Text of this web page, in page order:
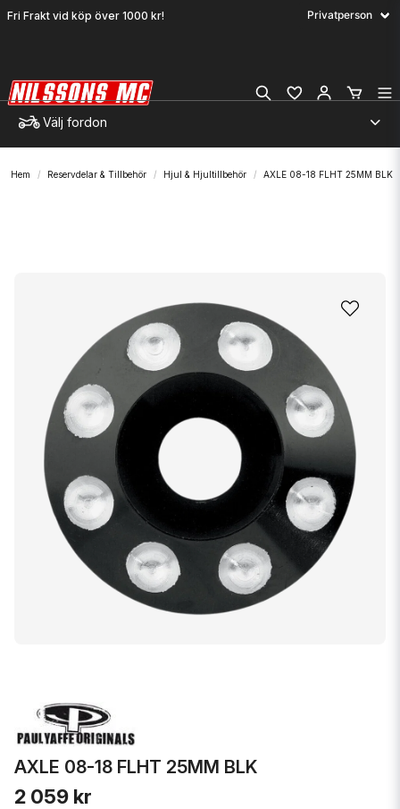
Fri Frakt vid köp över 1000 kr!
Välj fordon
Hem Reservdelar & Tillbehör Hjul & Hjultillbehör AXLE 08-18 FLHT 25MM BLK
AXLE 08-18 FLHT 25MM BLK
2 059 kr